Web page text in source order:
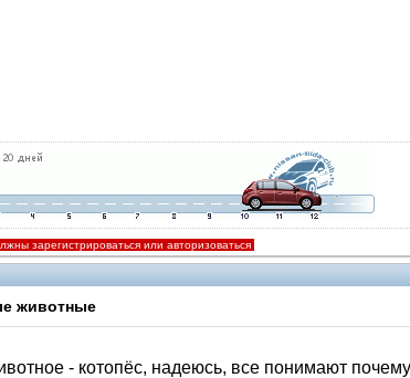
зарегистрироваться или авторизоваться
животные
- котопёс, надеюсь, все понимают